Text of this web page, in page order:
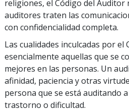
religiones, el Código del Auditor
auditores traten las
con confidencialidad completa.
Las cualidades inculcadas por
esencialmente aquellas que se
mejores en las personas. Un
afinidad, paciencia y otras
persona que se está auditando
trastorno o dificultad.